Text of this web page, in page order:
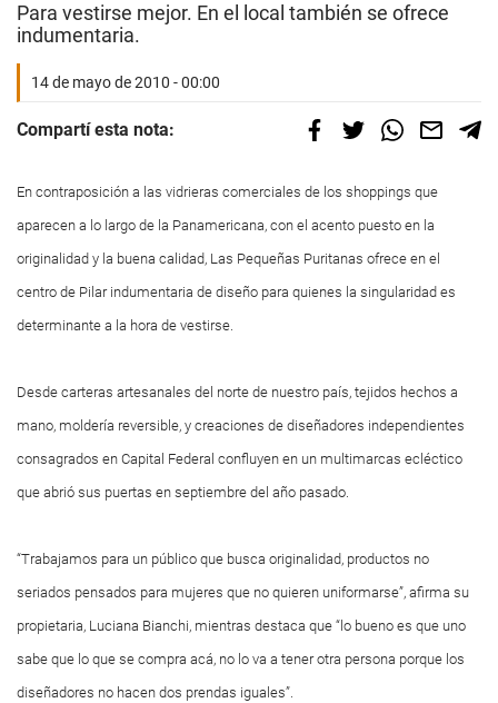
Para vestirse mejor. En el local también se ofrece
indumentaria.
14 de mayo de 2010 - 00:00
Compartí esta nota:
En contraposición a las vidrieras comerciales de los shoppings que
aparecen a lo largo de la Panamericana, con el acento puesto en la
originalidad y la buena calidad, Las Pequeñas Puritanas ofrece en el
centro de Pilar indumentaria de diseño para quienes la singularidad es
determinante a la hora de vestirse.
Desde carteras artesanales del norte de nuestro país, tejidos hechos a
mano, moldería reversible, y creaciones de diseñadores independientes
consagrados en Capital Federal confluyen en un multimarcas ecléctico
que abrió sus puertas en septiembre del año pasado.
“Trabajamos para un público que busca originalidad, productos no
seriados pensados para mujeres que no quieren uniformarse”, afirma su
propietaria, Luciana Bianchi, mientras destaca que “lo bueno es que uno
sabe que lo que se compra acá, no lo va a tener otra persona porque los
diseñadores no hacen dos prendas iguales”.